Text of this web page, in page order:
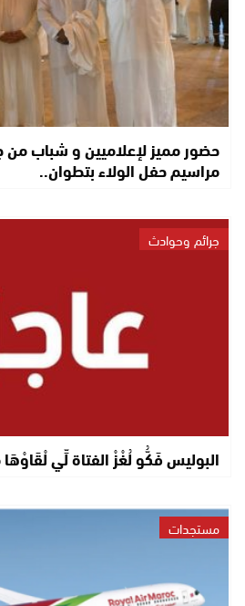
حضور مميز لإعلاميين و شباب من
مراسيم حفل الولاء بتطوان..
جرائم وحوادث
البوليس فَكُّو لُغْزْ الفتاة لِّي
مستجدات